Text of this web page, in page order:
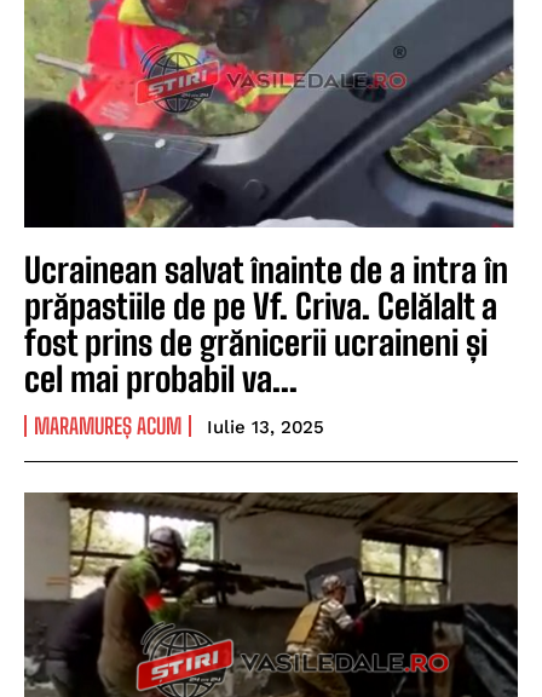
Ucrainean salvat înainte de a intra în
prăpastiile de pe Vf. Criva. Celălalt a
fost prins de grănicerii ucraineni și
cel mai probabil va...
MARAMUREȘ ACUM Iulie 13, 2025